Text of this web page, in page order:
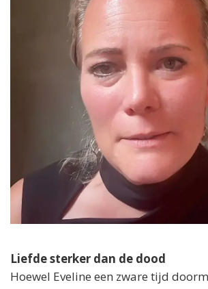
Liefde sterker dan de dood
Hoewel Eveline een zware tijd